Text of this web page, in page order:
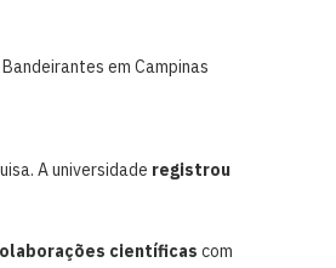
em Campinas
A universidade registrou
científicas com